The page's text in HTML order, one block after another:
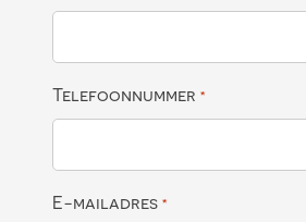
Telefoonnummer *
E-mailadres *